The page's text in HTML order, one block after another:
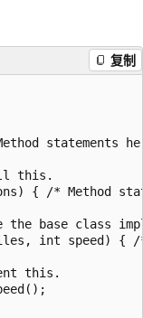
复制
statements
this.
{ /* Method
the base class
int speed) {
this.